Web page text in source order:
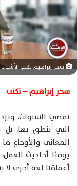
د
ا
إ
ل
ت
و
ي
ا
سحر إبراهيم تكتب
سحر إبراهيم – تكتب
تمضي السنوات،
التي ننطق بها،
المعاني والأوجاع
يوميًا أحاديث العمل،
أعماقنا لغة أخرى